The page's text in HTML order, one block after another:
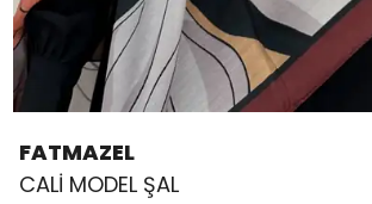
FATMAZEL
CALİ MODEL ŞAL